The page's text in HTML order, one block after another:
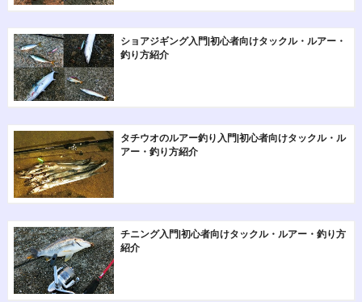
ショアジギング入門|初心者向けタックル・ルアー・
釣り方紹介
タチウオのルアー釣り入門|初心者向けタックル・ル
アー・釣り方紹介
チニング入門|初心者向けタックル・ルアー・釣り方
紹介